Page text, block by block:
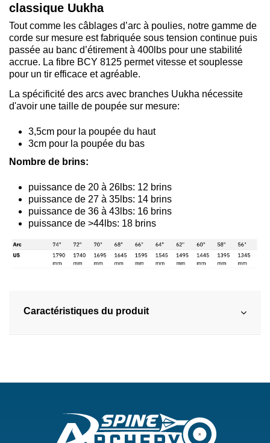
classique Uukha
Tout comme les câblages d’arc à poulies, notre gamme de
corde sur mesure est fabriquée sous tension continue puis
passée au banc d’étirement à 400lbs pour une stabilité
accrue. La fibre BCY 8125 permet vitesse et souplesse
pour un tir efficace et agréable.
La spécificité des arcs avec branches Uukha nécessite
d'avoir une taille de poupée sur mesure:
3,5cm pour la poupée du haut
3cm pour la poupée du bas
Nombre de brins:
puissance de 20 à 26lbs: 12 brins
puissance de 27 à 35lbs: 14 brins
puissance de 36 à 43lbs: 16 brins
puissance de >44lbs: 18 brins
Caractéristiques du produit